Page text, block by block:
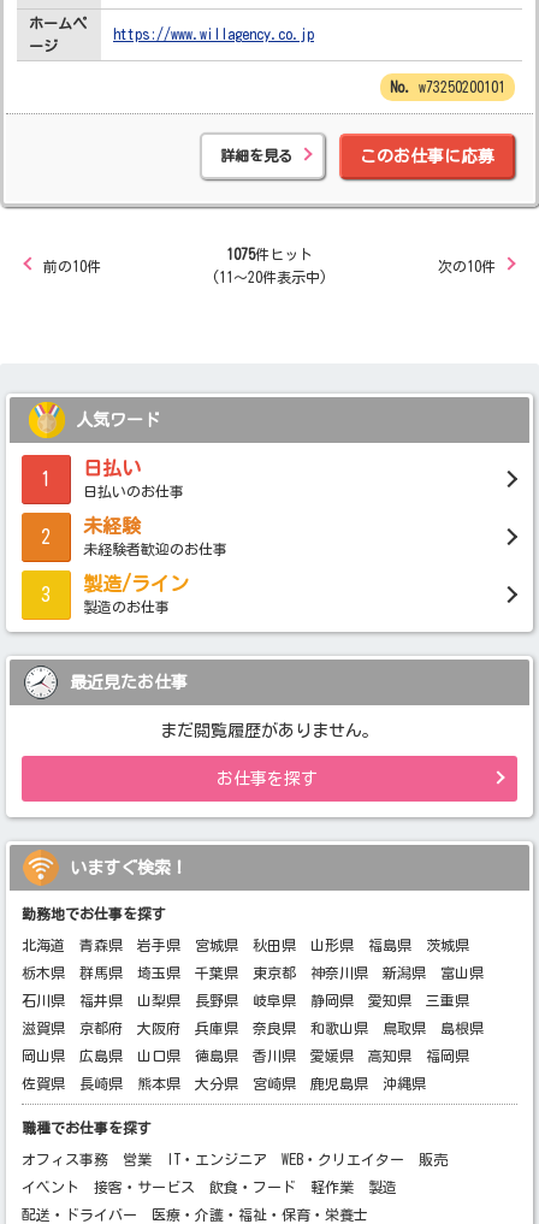
ホームペ
ージ
https://www.willagency.co.jp
w73250200101
詳細を見る このお仕事に応募
前の10件
1075件ヒット
(11～20件表示中)
次の10件
人気ワード
1
日払い
日払いのお仕事
2
未経験
未経験者歓迎のお仕事
3
製造/ライン
製造のお仕事
最近見たお仕事
まだ閲覧履歴がありません。
お仕事を探す
いますぐ検索！
勤務地でお仕事を探す
北海道 青森県 岩手県 宮城県 秋田県 山形県 福島県
茨城県
栃木県
群馬県 埼玉県 千葉県 東京都 神奈川県 新潟県
富山県
石川県
福井県 山梨県 長野県 岐阜県 静岡県 愛知県
三重県
滋賀県
京都府 大阪府 兵庫県 奈良県 和歌山県 鳥取県
島根県
岡山県
広島県 山口県 徳島県 香川県 愛媛県 高知県
福岡県
佐賀県
長崎県 熊本県 大分県 宮崎県 鹿児島県 沖縄県
職種でお仕事を探す
オフィス事務 営業 IT・エンジニア WEB・クリエイター
販売
イベント
接客・サービス 飲食・フード 軽作業
製造
配送・ドライバー
医療・介護・福祉・保育・栄養士